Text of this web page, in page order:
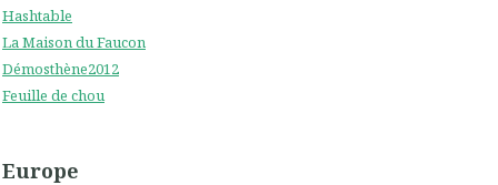
Hashtable
La Maison du Faucon
Démosthène2012
Feuille de chou
Europe